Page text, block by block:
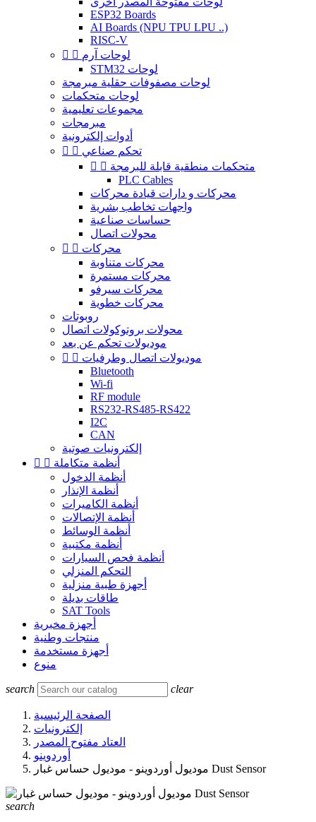
ESP32 Boards
AI Boards (NPU TPU LPU ..)
RISC-V
  لوحات آرم
STM32 لوحات
لوحات مصفوفات حقلية مبرمجة
لوحات متحكمات
مجموعات تعليمية
مبرمجات
أدوات إلكترونية
  تحكم صناعي
  متحكمات منطقية قابلة للبرمجة
PLC Cables
محركات و دارات قيادة محركات
واجهات تخاطب بشرية
حساسات صناعية
محولات اتصال
  محركات
محركات متناوبة
محركات مستمرة
محركات سيرفو
محركات خطوية
روبوتات
محولات بروتوكولات اتصال
موديولات تحكم عن بعد
  موديولات اتصال وطرفيات
Bluetooth
Wi-fi
RF module
RS232-RS485-RS422
I2C
CAN
إلكترونيات صوتية
  أنظمة متكاملة
أنظمة الدخول
أنظمة الإنذار
أنظمة الكاميرات
أنظمة الإتصالات
أنظمة الوسائط
أنظمة مكتبية
أنظمة فحص السيارات
التحكم المنزلي
أجهزة طبية منزلية
طاقات بديلة
SAT Tools
أجهزة مخبرية
منتجات وطنية
أجهزة مستخدمة
منوع
search clear
الصفحة الرئيسية
إلكترونيات
العتاد مفتوح المصدر
أوردوينو
موديول أوردوينو - موديول حساس غبار Dust Sensor
search